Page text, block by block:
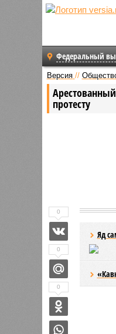
Федеральный
Версия //
протесту
Яд
0
0
0